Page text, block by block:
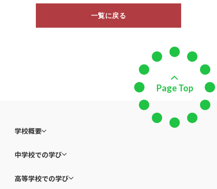
一覧に戻る
学校概要
中学校での学び
高等学校での学び
Page Top